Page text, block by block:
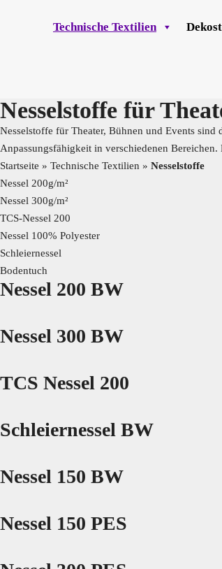
Technische Textilien
Nesselstoffe für
Nesselstoffe für Theater, Bühnen und Events
Anpassungsfähigkeit in verschiedenen
Startseite » Technische Textilien » Nesselstoffe
Nessel 200g/m²
Nessel 300g/m²
TCS-Nessel 200
Nessel 100% Polyester
Schleiernessel
Bodentuch
Nessel 200 BW
Nessel 300 BW
TCS Nessel 200
Schleiernessel BW
Nessel 150 BW
Nessel 150 PES